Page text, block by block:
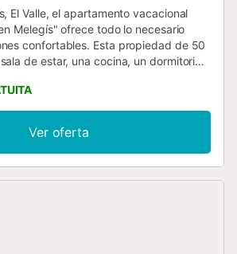
El Valle, el apartamento vacacional
Melegís" ofrece todo lo necesario
confortables. Esta propiedad de 50
de estar, una cocina, un dormitorio
se incluyen Wi-Fi de alta velocidad
televisión y aire acondicionado.
bajo petición. El apartamento
terrazas privadas, tanto abiertas
para relajarse al final del día. La
Ver oferta